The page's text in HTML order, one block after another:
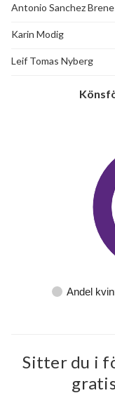
Antonio Sanchez
Karin Modig
Leif Tomas Nyberg
Andel
Sitter du i